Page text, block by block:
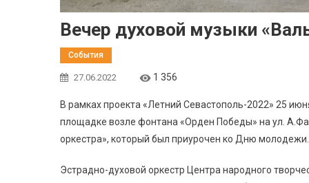
Вечер духовой музыки
События
27.06.2022 1 356
В рамках проекта «Летний Севастополь-2022» 25
площадке возле фонтана «Орден Победы» на ул.
оркестра», который был приурочен ко Дню молодежи.
Эстрадно-духовой оркестр Центра народного